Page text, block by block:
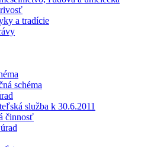
a tradície
schéma
služba k 30.6.2011
činnosť